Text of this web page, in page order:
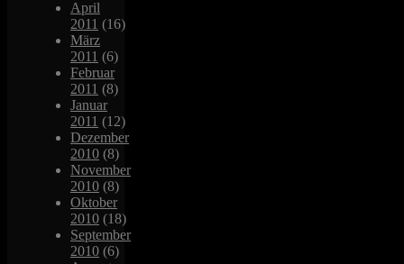
April
2011 (16)
März
2011 (6)
Februar
2011 (8)
Januar
2011 (12)
Dezember
2010 (8)
November
2010 (8)
Oktober
2010 (18)
September
2010 (6)